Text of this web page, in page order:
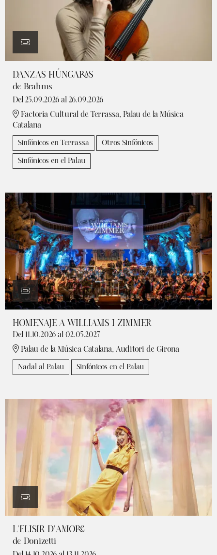
DANZAS HÚNGARAS
de Brahms
Del 25.09.2026 al 26.09.2026
Factoria Cultural de Terrassa, Palau de la Música
Catalana
Sinfónicos en Terrassa Otros Sinfónicos
Sinfónicos en el Palau
HOMENAJE A WILLIAMS I ZIMMER
Del 11.10.2026 al 02.05.2027
Palau de la Música Catalana, Auditori de Girona
Nadal al Palau Sinfónicos en el Palau
L'ELISIR D'AMORE
de Donizetti